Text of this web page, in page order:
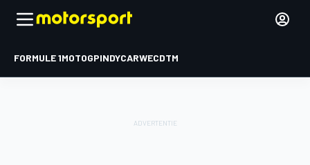
FORMULE 1MOTOGPINDYCARWECDTM